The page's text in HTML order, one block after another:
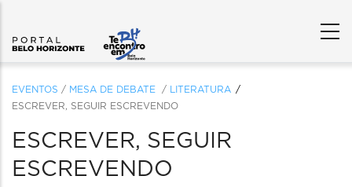
EVENTOS / MESA DE DEBATE /
LITERATURA
ESCREVER, SEGUIR ESCREVENDO
ESCREVER, SEGUIR
ESCREVENDO